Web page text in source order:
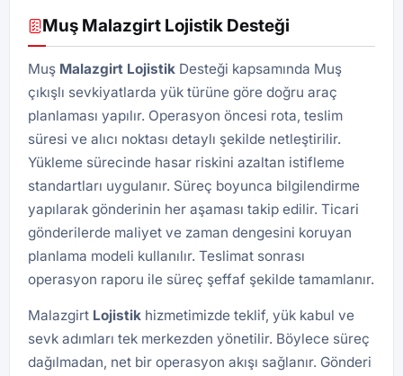
Muş Malazgirt Lojistik Desteği
Muş Malazgirt Lojistik Desteği kapsamında Muş
çıkışlı sevkiyatlarda yük türüne göre doğru araç
planlaması yapılır. Operasyon öncesi rota, teslim
süresi ve alıcı noktası detaylı şekilde netleştirilir.
Yükleme sürecinde hasar riskini azaltan istifleme
standartları uygulanır. Süreç boyunca bilgilendirme
yapılarak gönderinin her aşaması takip edilir. Ticari
gönderilerde maliyet ve zaman dengesini koruyan
planlama modeli kullanılır. Teslimat sonrası
operasyon raporu ile süreç şeffaf şekilde tamamlanır.
Malazgirt Lojistik hizmetimizde teklif, yük kabul ve
sevk adımları tek merkezden yönetilir. Böylece süreç
dağılmadan, net bir operasyon akışı sağlanır. Gönderi